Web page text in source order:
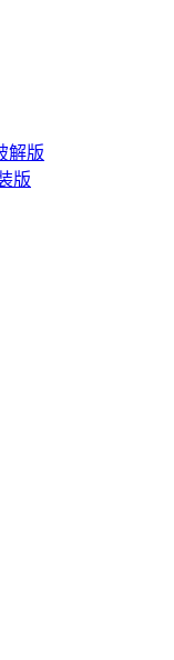
解版
版